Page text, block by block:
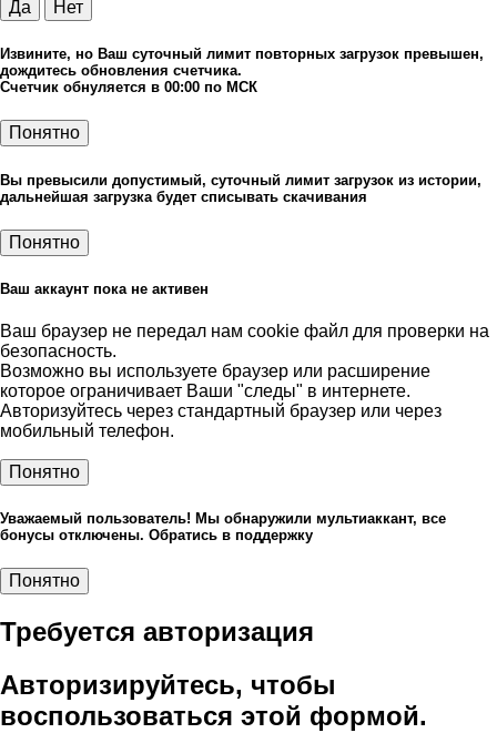
Да Нет
Извините, но Ваш суточный лимит повторных загрузок превышен,
дождитесь обновления счетчика.
Счетчик обнуляется в 00:00 по МСК
Понятно
Вы превысили допустимый, суточный лимит загрузок из истории,
дальнейшая загрузка будет списывать скачивания
Понятно
Ваш аккаунт пока не активен
Ваш браузер не передал нам cookie файл для проверки на
безопасность.
Возможно вы используете браузер или расширение
которое ограничивает Ваши "следы" в интернете.
Авторизуйтесь через стандартный браузер или через
мобильный телефон.
Понятно
Уважаемый пользователь! Мы обнаружили мультиаккант, все
бонусы отключены. Обратись в поддержку
Понятно
Требуется авторизация
Авторизируйтесь, чтобы
воспользоваться этой формой.